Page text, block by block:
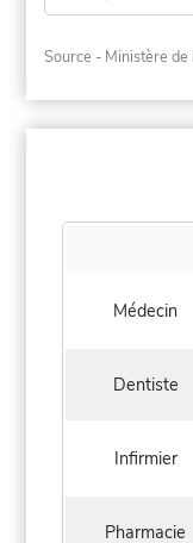
Source - Ministère
Médecin
Dentiste
Infirmier
Pharmacie